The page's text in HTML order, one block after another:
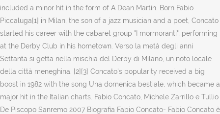
included a minor hit in the form of A Dean Martin. Born Fabio
Piccaluga[1] in Milan, the son of a jazz musician and a poet, Concato
started his career with the cabaret group "I mormoranti", performing
at the Derby Club in his hometown. Verso la metà degli anni
Settanta si getta nella mischia del Derby di Milano, un noto locale
della città meneghina. [2][3] Concato's popularity received a big
boost in 1982 with the song Una domenica bestiale, which became a
major hit in the Italian charts. Fabio Concato, Michele Zarrillo e Tullio
De Piscopo Sanremo 2007 Biografia Fabio Concato- Fabio Concato è